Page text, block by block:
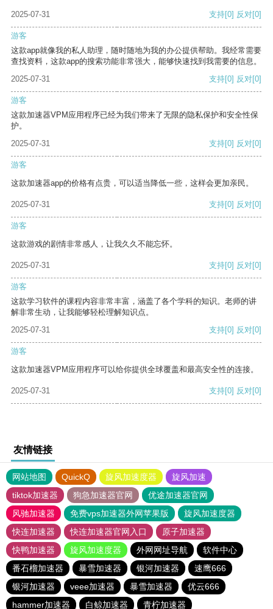
2025-07-31 支持[0] 反对[0]
游客
这款app就像我的私人助理，随时随地为我的办公提供帮助。我经常需要
查找资料，这款app的搜索功能非常强大，能够快速找到我需要的信息。
2025-07-31
支持[0] 反对[0]
游客
这款加速器VPM应用程序已经为我们带来了无限的隐私保护和安全性保
护。
2025-07-31
支持[0] 反对[0]
游客
这款加速器app的价格有点贵，可以适当降低一些，这样会更加亲民。
2025-07-31 支持[0] 反对[0]
游客
这款游戏的剧情非常感人，让我久久不能忘怀。
2025-07-31 支持[0] 反对[0]
游客
这款学习软件的课程内容非常丰富，涵盖了各个学科的知识。老师的讲
解非常生动，让我能够轻松理解知识点。
2025-07-31
支持[0] 反对[0]
游客
这款加速器VPM应用程序可以给你提供全球覆盖和最高安全性的连接。
2025-07-31 支持[0] 反对[0]
友情链接
网站地图 QuickQ 旋风加速度器
旋风加速
tiktok加速器
狗急加速器官网
优途加速器官网
风驰加速器
免费vps加速器外网苹果版
旋风加速度器
快连加速器
快连加速器官网入口
原子加速器
快鸭加速器
旋风加速度器 外网网址导航
软件中心
番石榴加速器
暴雪加速器 银河加速器
速鹰666
银河加速器
veee加速器 暴雪加速器
优云666
hammer加速器
白鲸加速器 青柠加速器